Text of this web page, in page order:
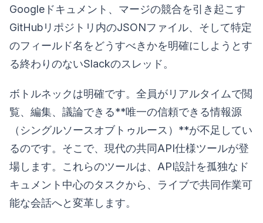
Googleドキュメント、マージの競合を引き起こす
GitHubリポジトリ内のJSONファイル、そして特定
のフィールド名をどうすべきかを明確にしようとす
る終わりのないSlackのスレッド。
ボトルネックは明確です。全員がリアルタイムで閲
覧、編集、議論できる**唯一の信頼できる情報源
（シングルソースオブトゥルース）**が不足してい
るのです。そこで、現代の共同API仕様ツールが登
場します。これらのツールは、API設計を孤独なド
キュメント中心のタスクから、ライブで共同作業可
能な会話へと変革します。